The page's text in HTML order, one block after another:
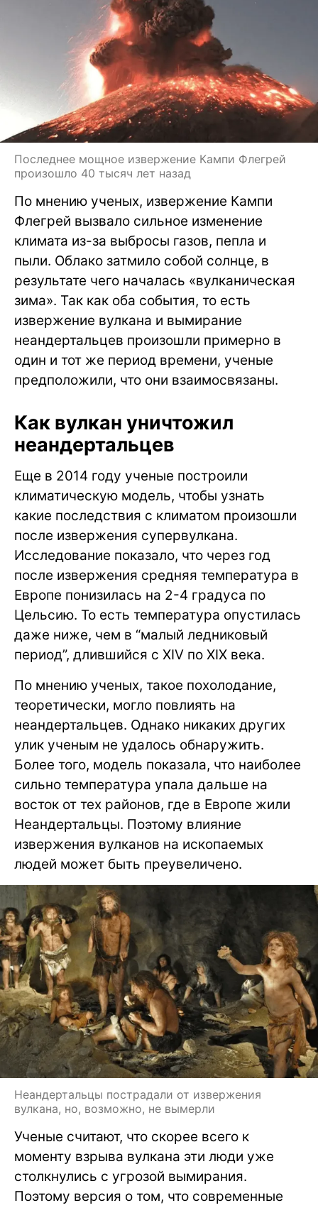
Последнее мощное извержение Кампи Флегрей
произошло 40 тысяч лет назад
По мнению ученых, извержение Кампи
Флегрей вызвало сильное изменение
климата из-за выбросы газов, пепла и
пыли. Облако затмило собой солнце, в
результате чего началась «вулканическая
зима». Так как оба события, то есть
извержение вулкана и вымирание
неандертальцев произошли примерно в
один и тот же период времени, ученые
предположили, что они взаимосвязаны.
Как вулкан уничтожил
неандертальцев
Еще в 2014 году ученые построили
климатическую модель, чтобы узнать
какие последствия с климатом произошли
после извержения супервулкана.
Исследование показало, что через год
после извержения средняя температура в
Европе понизилась на 2-4 градуса по
Цельсию. То есть температура опустилась
даже ниже, чем в “малый ледниковый
период”, длившийся с XIV по XIX века.
По мнению ученых, такое похолодание,
теоретически, могло повлиять на
неандертальцев. Однако никаких других
улик ученым не удалось обнаружить.
Более того, модель показала, что наиболее
сильно температура упала дальше на
восток от тех районов, где в Европе жили
Неандертальцы. Поэтому влияние
извержения вулканов на ископаемых
людей может быть преувеличено.
Неандертальцы пострадали от извержения
вулкана, но, возможно, не вымерли
Ученые считают, что скорее всего к
моменту взрыва вулкана эти люди уже
столкнулись с угрозой вымирания.
Поэтому версия о том, что современные